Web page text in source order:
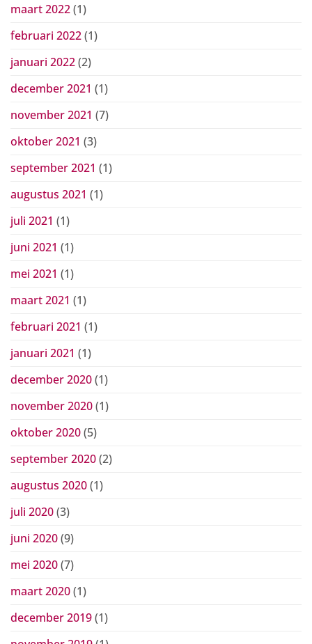
maart 2022(1)
februari 2022(1)
januari 2022(2)
december 2021 (1)
november 2021 (7)
oktober 2021 (3)
september 2021 (1)
augustus 2021 (1)
juli 2021 (1)
juni 2021 (1)
mei 2021 (1)
maart 2021 (1)
februari 2021 (1)
januari 2021 (1)
december 2020(1)
november 2020(1)
oktober 2020(5)
september 2020(2)
augustus 2020(1)
juli 2020(3)
juni 2020(9)
mei 2020(7)
maart 2020(1)
december 2019(1)